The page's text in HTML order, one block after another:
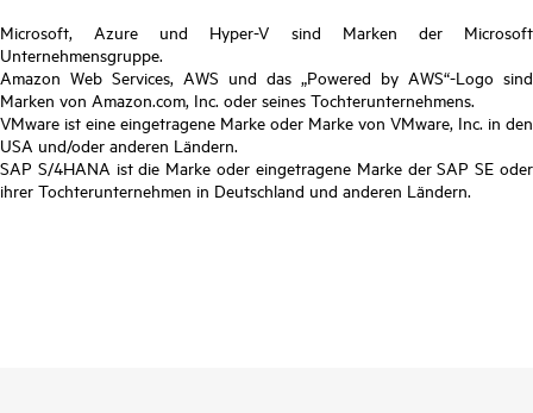
Microsoft, Azure und Hyper-V sind Marken der Microsoft
Unternehmensgruppe.
Amazon Web Services, AWS und das „Powered by AWS“-Logo sind
Marken von Amazon.com, Inc. oder seines Tochterunternehmens.
VMware ist eine eingetragene Marke oder Marke von VMware, Inc. in den
USA und/oder anderen Ländern.
SAP S/4HANA ist die Marke oder eingetragene Marke der SAP SE oder
ihrer Tochterunternehmen in Deutschland und anderen Ländern.